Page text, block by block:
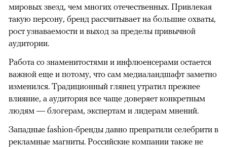
мировых звезд, чем многих отечественных. Привлекая
такую персону, бренд рассчитывает на большие охваты,
рост узнаваемости и выход за пределы привычной
аудитории.
Работа со знаменитостями и инфлюенсерами остается
важной еще и потому, что сам медиаландшафт заметно
изменился. Традиционный глянец утратил прежнее
влияние, а аудитория все чаще доверяет конкретным
людям — блогерам, экспертам и лидерам мнений.
Западные fashion-бренды давно превратили селебрити в
рекламные магниты. Российские компании также не